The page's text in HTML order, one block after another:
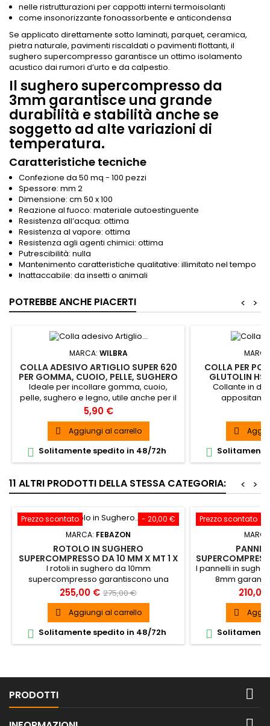
nelle ristrutturazioni per cappotti interni termoisolanti
come insonorizzante fonoassorbente e anticondensa
Se applicato direttamente sotto laminati, parquet, ceramica,
pietra naturale, pavimenti riscaldati o pavimenti flottanti, il
sughero supercompresso garantisce un ottimo isolamento
acustico dai rumori d’urto e da calpestio.
Il sughero supercompresso da
3mm garantisce una grande
durabilità e stabilità anche se
soggetto ad alte variazioni di
temperatura.
Caratteristiche tecniche
Confezione da 50 mq - 100 pezzi
Spessore: mm 2
Dimensione: cm 50 x 100
Reazione al fuoco: materiale autoestinguente
Resistenza all’acqua: ottima
Resistenza al vapore: ottima
Resistenza agli agenti chimici: ottima
Putrescibilità: nulla
Mantenimento caratteristiche qualitative: illimitato nel tempo
Inattaccabile: da insetti o animali
POTREBBE ANCHE PIACERTI >
<
MARCA: WILBRA
COLLA ADESIVO ARTIGLIO SUPER 620
PER GOMMA, CUOIO, PELLE, SUGHERO
E LEGNO
Ideale per incollare gomma, cuoio,
pelle, sughero e legno, utile anche per il
fai da te da tenere sempre a casa per
ogni evenienza
Prezzo
5,90 €
 Aggiungi al carrello
 Solitamente spedito in 48/72h
COLLA PER
GLUTOLIN HS
Collante in


11 ALTRI PRODOTTI DELLA STESSA CATEGORIA: >
<
- 20,00 €
Prezzo scontato
MARCA: FEBAZON
ROTOLO IN SUGHERO
SUPERCOMPRESSO DA 10 MM X MT 1 X
10 (10 MQ)
I rotoli in sughero da 10mm
supercompresso garantiscono una
grande durabilità e stabilità anche se
soggetto ad alte variazioni di
temperatura.
Prezzo
255,00 € Prezzo
base
275,00 €
 Aggiungi al carrello
 Solitamente spedito in 48/72h
Prezzo scontato
- 10 MQ
I pannelli in
8mm
durabilità e
ad alte
Prezzo


PRODOTTI 